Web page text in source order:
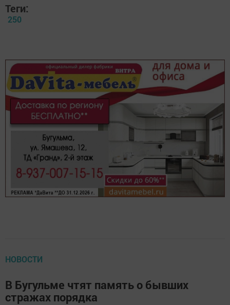
Теги:
250
НОВОСТИ
В Бугульме чтят память о бывших
стражах порядка